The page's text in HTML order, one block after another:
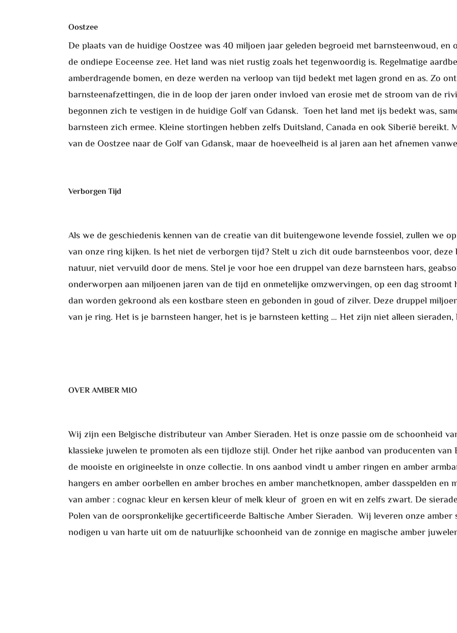
Oostzee
De plaats van de huidige Oostzee was 40 miljoen jaar geleden begroeid met barnsteenwoud, en
de ondiepe Eoceense zee. Het land was niet rustig zoals het tegenwoordig is. Regelmatige
amberdragende bomen, en deze werden na verloop van tijd bedekt met lagen grond en as. Zo
barnsteenafzettingen, die in de loop der jaren onder invloed van erosie met de stroom van de
begonnen zich te vestigen in de huidige Golf van Gdansk. Toen het land met ijs bedekt was,
barnsteen zich ermee. Kleine stortingen hebben zelfs Duitsland, Canada en ook Siberië bereikt.
van de Oostzee naar de Golf van Gdansk, maar de hoeveelheid is al jaren aan het afnemen
Verborgen Tijd
Als we de geschiedenis kennen van de creatie van dit buitengewone levende fossiel, zullen we
van onze ring kijken. Is het niet de verborgen tijd? Stelt u zich dit oude barnsteenbos voor,
natuur, niet vervuild door de mens. Stel je voor hoe een druppel van deze barnsteen hars,
onderworpen aan miljoenen jaren van de tijd en onmetelijke omzwervingen, op een dag stroomt
dan worden gekroond als een kostbare steen en gebonden in goud of zilver. Deze druppel
van je ring. Het is je barnsteen hanger, het is je barnsteen ketting … Het zijn niet alleen
OVER AMBER MIO
Wij zijn een Belgische distributeur van Amber Sieraden. Het is onze passie om de schoonheid
klassieke juwelen te promoten als een tijdloze stijl. Onder het rijke aanbod van producenten van
de mooiste en origineelste in onze collectie. In ons aanbod vindt u amber ringen en amber
hangers en amber oorbellen en amber broches en amber manchetknopen, amber dasspelden en
van amber : cognac kleur en kersen kleur of melk kleur of groen en wit en zelfs zwart. De
Polen van de oorspronkelijke gecertificeerde Baltische Amber Sieraden. Wij leveren onze
nodigen u van harte uit om de natuurlijke schoonheid van de zonnige en magische amber